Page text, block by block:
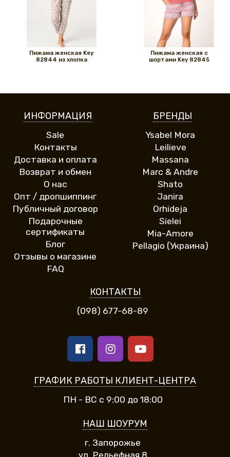
Пижама женская Key
82844 из хлопка
Пижама женская с
шортами Key 82845
ИНФОРМАЦИЯ
Sale
Контакты
Доставка и оплата
Возврат и обмен
О нас
Опт / дропшиппинг
Публичный договор
Подарочные
сертификаты
Блог
Отзывы о магазине
FAQ
БРЕНДЫ
Ysabel Mora
Leilieve
Massana
Marc & Andre
Shato
Janira
Orhideja
Sielei
Mia-Amore
Pellagio (Украина)
КОНТАКТЫ
(098) 677-68-89
ГРАФИК РАБОТЫ КЛИЕНТ-ЦЕНТРА
ПН - ВС с 9:00 до 18:00
НАШ ШОУРУМ
г. Запорожье